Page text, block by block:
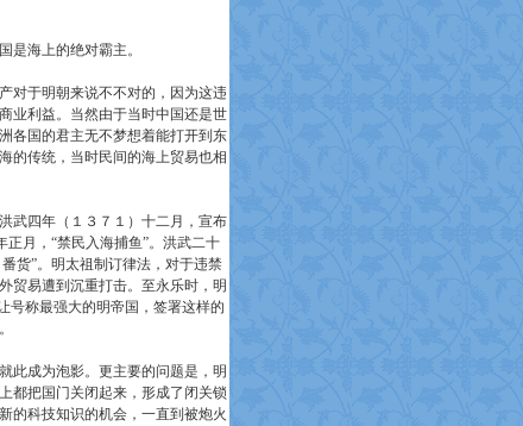
是海上的绝对霸主。
对于明朝来说不不对的，因为这违
业利益。当然由于当时中国还是世
各国的君主无不梦想着能打开到东
的传统，当时民间的海上贸易也相
武四年（１３７１）十二月，宣布
正月，“禁民入海捕鱼”。洪武二十
货”。明太祖制订律法，对于违禁
贸易遭到沉重打击。至永乐时，明
号称最强大的明帝国，签署这样的
此成为泡影。更主要的问题是，明
都把国门关闭起来，形成了闭关锁
的科技知识的机会，一直到被炮火